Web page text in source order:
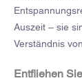
Auszeit – sie
Verständnis
Entfliehen